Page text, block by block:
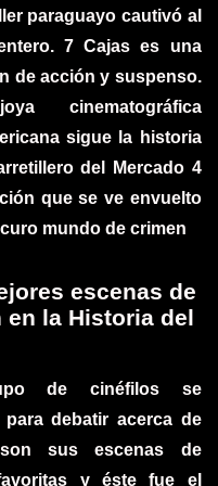
paraguayo cautivó al
7 Cajas es una
de acción y suspenso.
cinematográfica
sigue la historia
del Mercado 4
que se ve envuelto
mundo de crimen
escenas de
en la Historia del
de cinéfilos se
para debatir acerca de
sus escenas de
y éste fue el